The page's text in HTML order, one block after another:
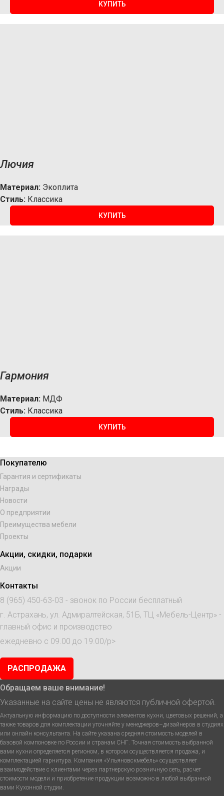
КУПИТЬ
Лючия
Материал: Экоплита
Стиль: Классика
КУПИТЬ
Гармония
Материал: МДФ
Стиль: Классика
КУПИТЬ
Покупателю
Гарантия и сертификаты
Награды
Новости
О предприятии
Преимущества мебели
Проекты
Акции, скидки, подарки
Акции
Контакты
8 (965) 450-63-03 - звонок по России бесплатный
г. Астрахань, ул. Адмиралтейская, 51Б, ТЦ «Мебель-Центр» -
главный офис и производство
ежедневно с 09.00 до 19.00/p>
РАСПРОДАЖА
Обращаем ваше внимание!
Указанные на сайте цены не являются публичной офертой.
Актуальную информацию по доступности элементов кухни, цветовых решений, а
также товаров для комплектации уточняйте у менеджеров–дизайнеров в студиях
или онлайн консультанта. На сайте указана средняя стоимость моделей в
базовой компоновке по России и странам СНГ. Точная стоимость выбранной
вами кухни определяется регионом, в котором осуществляется продажа, и
комплектацией гарнитура. Компания «Ульяновскмебель» осуществляет
взаимодействие с клиентами через партнерскую розничную сеть, расчет
стоимости модели и приобретение продукции возможно в любой выбранной
вами Кухонной студии.